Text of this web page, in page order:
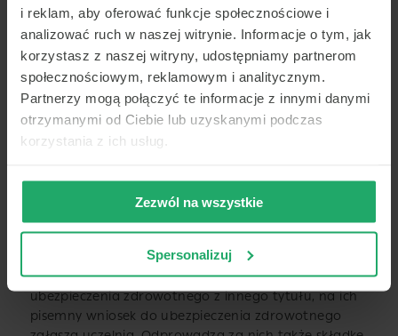
i reklam, aby oferować funkcje społecznościowe i
analizować ruch w naszej witrynie. Informacje o tym, jak
korzystasz z naszej witryny, udostępniamy partnerom
społecznościowym, reklamowym i analitycznym.
Partnerzy mogą połączyć te informacje z innymi danymi
otrzymanymi od Ciebie lub uzyskanymi podczas
korzystania z ich usług.
Zezwól na wszystkie
Spersonalizuj
na umowę o pracę, otworzył działalność
gospodarczą i uzyskał własne
ubezpieczenie zdrowotne.
Jeśli obowiązek ubezpieczenia zdrowotnego
studenta lub doktoranta wygasa z dniem
ukończenia studiów lub studiów doktoranckich,
skreślenia z listy studentów lub doktorantów,
Ubezpieczenia doktorantów
Doktorantów, nie podlegających obowiązkowi
ubezpieczenia zdrowotnego z innego tytułu, na ich
pisemny wniosek do ubezpieczenia zdrowotnego